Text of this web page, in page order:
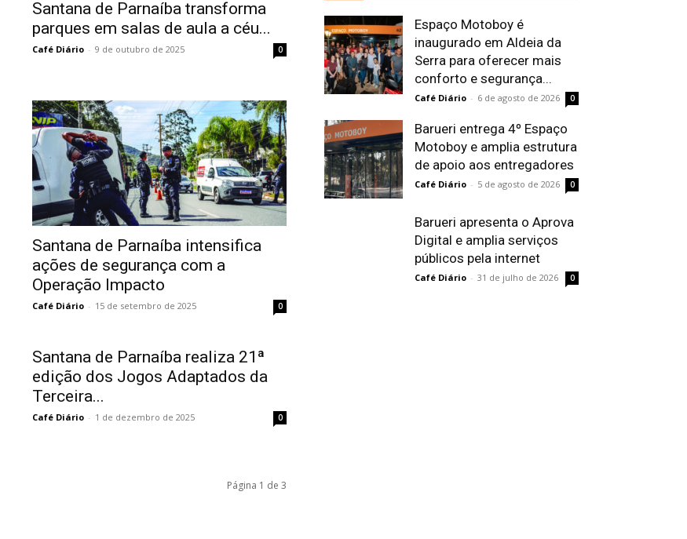
Santana de Parnaíba transforma
parques em salas de aula a céu...
Café Diário - 9 de outubro de 2025 0
Santana de Parnaíba intensifica
ações de segurança com a
Operação Impacto
Café Diário - 15 de setembro de 2025 0
Santana de Parnaíba realiza 21ª
edição dos Jogos Adaptados da
Terceira...
Café Diário - 1 de dezembro de 2025 0
Página 1 de 3
Espaço Motoboy é
inaugurado em Aldeia da
Serra para oferecer mais
conforto e segurança...
Café Diário - 6 de agosto de 2026 0
Barueri entrega 4º Espaço
Motoboy e amplia estrutura
de apoio aos entregadores
Café Diário - 5 de agosto de 2026 0
Barueri apresenta o Aprova
Digital e amplia serviços
públicos pela internet
Café Diário - 31 de julho de 2026 0